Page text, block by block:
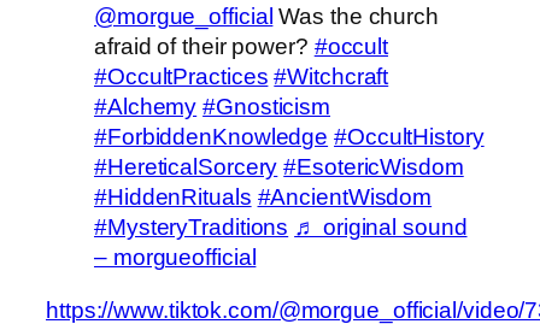
@morgue_official Was the church
afraid of their power? #occult
#OccultPractices #Witchcraft
#Alchemy #Gnosticism
#ForbiddenKnowledge #OccultHistory
#HereticalSorcery #EsotericWisdom
#HiddenRituals #AncientWisdom
#MysteryTraditions ♬ original sound
– morgueofficial
https://www.tiktok.com/@morgue_official/